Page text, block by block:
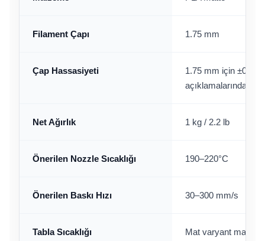
Filament Çapı 1.75 mm
Çap Hassasiyeti
1.75 mm için ±0.02
açıklamalarında yer
Net Ağırlık 1 kg / 2.2 lb
Önerilen Nozzle Sıcaklığı 190–220°C
Önerilen Baskı Hızı 30–300 mm/s
Tabla Sıcaklığı
Mat varyant makara